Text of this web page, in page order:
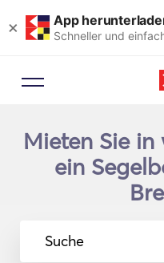
× App
Schneller und
Mieten Sie
ein
Suche